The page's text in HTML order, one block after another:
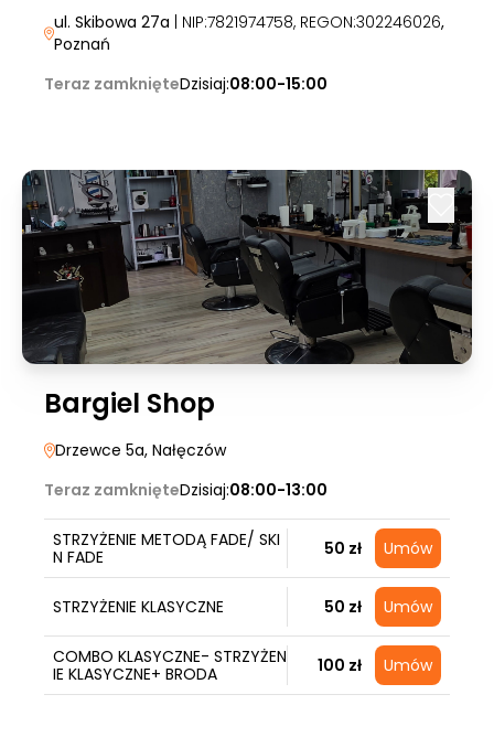
ul. Skibowa 27a | NIP:7821974758, REGON:302246026,
Poznań
Teraz zamknięteDzisiaj:08:00-15:00
Bargiel Shop
Drzewce 5a, Nałęczów
Teraz zamknięteDzisiaj:08:00-13:00
STRZYŻENIE METODĄ FADE/ SKI
N FADE
50 zł Umów
STRZYŻENIE KLASYCZNE 50 zł Umów
COMBO KLASYCZNE- STRZYŻEN
IE KLASYCZNE+ BRODA
100 zł Umów